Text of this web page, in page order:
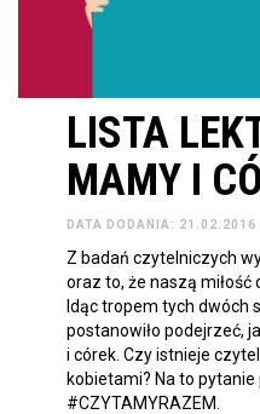
LISTA
MAMY I
DATA DODANIA: 21.02.2016
Z badań czytelniczych
oraz to, że naszą miłość
Idąc tropem tych dwóch
postanowiło podejrzeć,
i córek. Czy istnieje
kobietami? Na to
#CZYTAMYRAZEM.